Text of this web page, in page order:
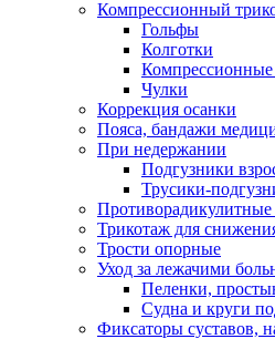
Компрессионный
Гольфы
Колготки
Чулки
Коррекция осанки
Пояса, бандажи
При недержании
Подгузники
Трусики-
Противорадикулитные
Трикотаж для
Трости опорные
Уход за лежачими
Пеленки,
Судна и круги
Фиксаторы суставов,